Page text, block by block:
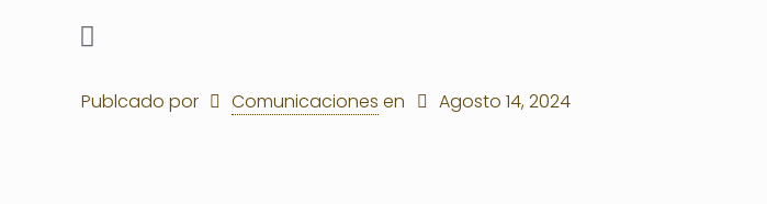
Publcado por Comunicaciones en Agosto 14, 2024